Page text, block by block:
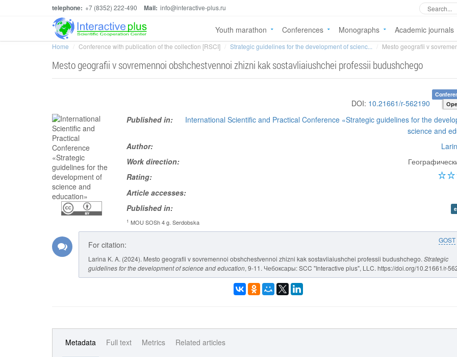
telephone: +7 (8352) 222-490 Mail: info@interactive-plus.ru
Youth marathon Conferences Monographs Academic journals
Home Conference with publication of the collection [RSCI] Strategic guidelines for the development of scienc... Mesto geografii v
Mesto geografii v sovremennoi obshchestvennoi zhizni kak sostavliaiushchei professii budushchego
DOI: 10.21661/r-562190
Published in:
International Scientific and Practical Conference «Strategic guidelines for the
science and
Author:
Work direction:
Rating:
Article accesses:
Published in:
1 MOU SOSh 4 g. Serdobska
GOST
For citation:
Larina K. A. (2024). Mesto geografii v sovremennoi obshchestvennoi zhizni kak sostavliaiushchei professii budushchego. Strategic
guidelines for the development of science and education, 9-11. Чебоксары: SCC "Interactive plus", LLC. https://doi.org/10.21661/r-
Metadata Full text Metrics Related articles